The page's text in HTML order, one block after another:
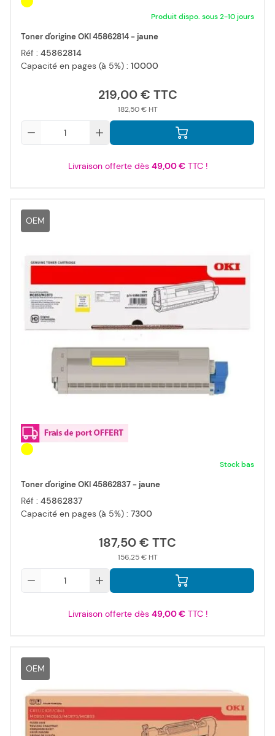
Produit dispo. sous 2-10 jours
Toner d'origine OKI 45862814 - jaune
Réf : 45862814
Capacité en pages (à 5%) : 10000
219,00 €
182,50 €
Livraison offerte dès 49,00 €TTC !
OEM
Stock bas
Toner d'origine OKI 45862837 - jaune
Réf : 45862837
Capacité en pages (à 5%) : 7300
187,50 €
156,25 €
Livraison offerte dès 49,00 €TTC !
OEM